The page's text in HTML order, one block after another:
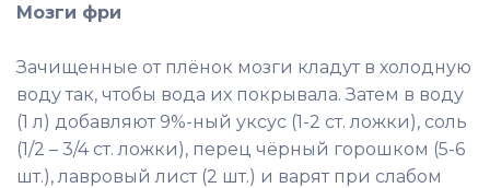
Мозги фри
Зачищенные от плёнок мозги кладут в холодную
воду так, чтобы вода их покрывала. Затем в воду
(1 л) добавляют 9%-ный уксус (1-2 ст. ложки), соль
(1/2 – 3/4 ст. ложки), перец чёрный горошком (5-6
шт.), лавровый лист (2 шт.) и варят при слабом